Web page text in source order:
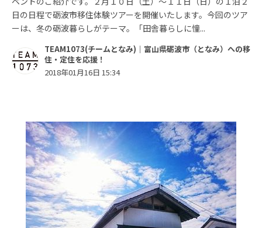
日の日程で砺波市移住体験ツアーを開催いたします。今回のツア
ーは、冬の砺波暮らしがテーマ。「田舎暮らしに憧...
TEAM1073(チームとなみ)｜富山県砺波市（となみ）への移
住・定住を応援！
2018年01月16日 15:34